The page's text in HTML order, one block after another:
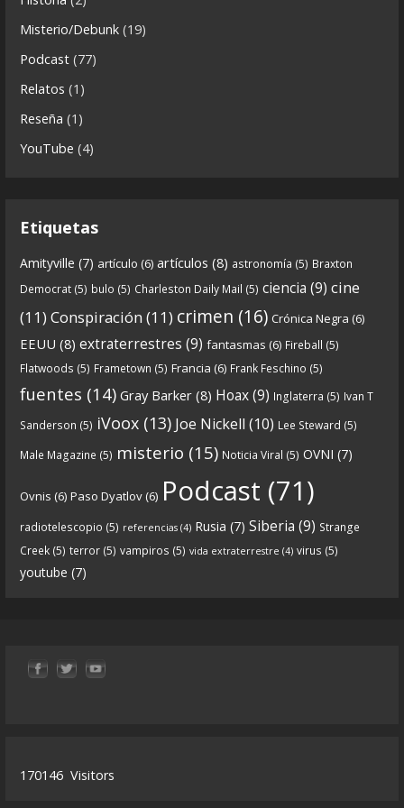
https://www.ivoox.com/cdn-6x06-8211-qanon-
parte-2-la-forja-audios-mp3_rf_67540152_1.html
Continuamos el especial Qanon con esta segunda
6 0 View on facebook
Crónicas de Nantucket
Descargar
https://www.ivoox.com/cdn-6x05-8211-qanon-
parte-1-origenes-audios-mp3_rf_67157433_1.html
Tras una exhaustiva investigación en los orígenes
y desarrollo de Qanon, la madre de todas las
more
sMisterio/Debunk (19)
Podcast (77)
Relatos (1)
Reseña (1)
YouTube (4)
Etiquetas
Amityville (7) artículo (6) artículos (8) astronomía (5) Braxton
Democrat (5) bulo (5) Charleston Daily Mail (5) ciencia (9) cine
(11) Conspiración (11) crimen (16) Crónica Negra (6)
EEUU (8) extraterrestres (9) fantasmas (6) Fireball (5)
Flatwoods (5) Frametown (5) Francia (6) Frank Feschino (5)
fuentes (14) Gray Barker (8) Hoax(9) Inglaterra (5) Ivan T
Sanderson (5) iVoox (13) Joe Nickell (10) Lee Steward (5)
Male Magazine (5) misterio (15) Noticia Viral (5) OVNI (7)
Ovnis (6) Paso Dyatlov (6) Podcast (71)
radiotelescopio (5) referencias (4) Rusia (7) Siberia (9) Strange
Creek (5) terror (5) vampiros (5) vida extraterrestre (4) virus (5)
youtube (7)
170146 Visitors